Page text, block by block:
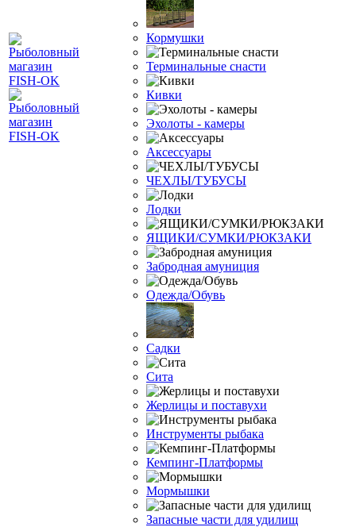
Кормушки
Терминальные снасти
Кивки
Эхолоты - камеры
Аксессуары
ЧЕХЛЫ/ТУБУСЫ
Лодки
ЯЩИКИ/СУМКИ/РЮКЗАКИ
Забродная амуниция
Одежда/Обувь
Садки
Сита
Жерлицы и поставухи
Инструменты рыбака
Кемпинг-Платформы
Мормышки
Запасные части для удилищ